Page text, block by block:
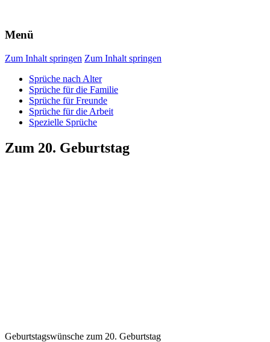
Menü
Zum Inhalt springen Zum Inhalt springen
Sprüche nach Alter
Sprüche für die Familie
Sprüche für Freunde
Sprüche für die Arbeit
Spezielle Sprüche
Zum 20. Geburtstag
Geburtstagswünsche zum 20. Geburtstag